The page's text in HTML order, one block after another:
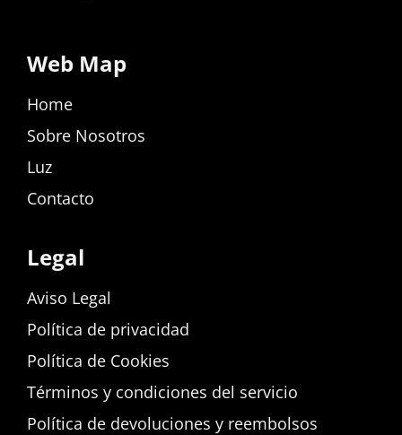
Web Map
Home
Sobre Nosotros
Luz
Contacto
Legal
Aviso Legal
Política de privacidad
Política de Cookies
Términos y condiciones del servicio
Política de devoluciones y reembolsos